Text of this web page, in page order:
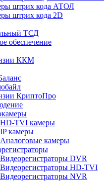
штрих кода АТОЛ
штрих кода 2D
ТСД
обеспечение
ККМ
КриптоПро
HD-TVI камеры
IP камеры
Аналоговые камеры
Видеорегистраторы DVR
Видеорегистраторы HD-TVI
Видеорегистраторы NVR